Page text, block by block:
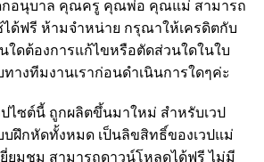
กอนุบาล คุณครู คุณพ่อ คุณแม่ สามารถ
ด้ฟรี ห้ามจำหน่าย กรุณาให้เครดิตกับ
ใดต้องการแก้ไขหรือตัดส่วนใดในใบ
างทีมงานเราก่อนดำเนินการใดๆค่ะ
ไซต์นี้ ถูกผลิตขึ้นมาใหม่ สำหรับเวป
บฝึกหัดทั้งหมด เป็นลิขสิทธิ์ของเวปแม่
ยมชม สามารถดาวน์โหลดได้ฟรี ไม่มี